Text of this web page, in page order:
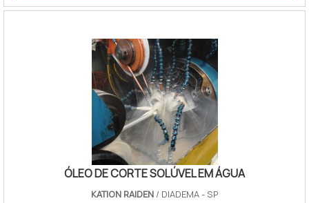
lubrificantes.QUALIDADE E EFICÁCIA NAS SUBSTÂNCIAS
apresentadas pelos segmentos industriais, a
empresas de aditivos conta com uma grande
diversidade de itens, des.
ÓLEO DE CORTE SOLÚVEL EM ÁGUA
KATION RAIDEN/ DIADEMA - SP